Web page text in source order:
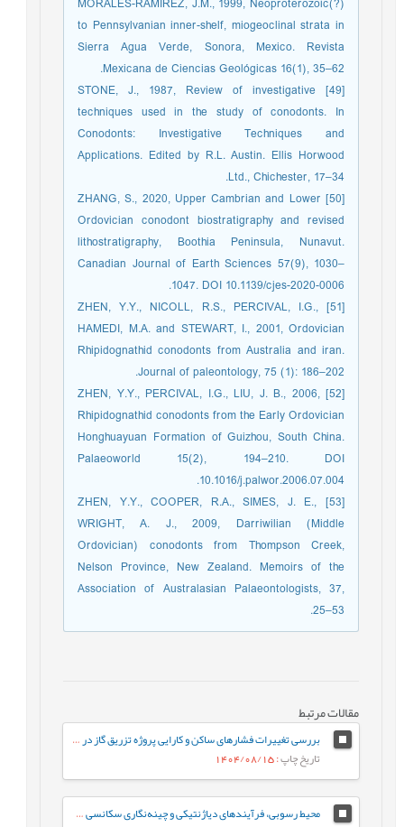
MORALES-RAMIREZ, J.M., 1999, Neoproterozoic(?)
to Pennsylvanian inner-shelf, miogeoclinal strata in
Sierra Agua Verde, Sonora, Mexico. Revista
Mexicana de Ciencias Geológicas 16(1), 35–62.
[49] STONE, J., 1987, Review of investigative
techniques used in the study of conodonts. In
Conodonts: Investigative Techniques and
Applications. Edited by R.L. Austin. Ellis Horwood
Ltd., Chichester, 17–34.
[50] ZHANG, S., 2020, Upper Cambrian and Lower
Ordovician conodont biostratigraphy and revised
lithostratigraphy, Boothia Peninsula, Nunavut.
Canadian Journal of Earth Sciences 57(9), 1030–
1047. DOI 10.1139/cjes-2020-0006.
[51] ZHEN, Y.Y., NICOLL, R.S., PERCIVAL, I.G.,
HAMEDI, M.A. and STEWART, I., 2001, Ordovician
Rhipidognathid conodonts from Australia and iran.
Journal of paleontology, 75 (1): 186–202.
[52] ZHEN, Y.Y., PERCIVAL, I.G., LIU, J. B., 2006,
Rhipidognathid conodonts from the Early Ordovician
Honghuayuan Formation of Guizhou, South China.
Palaeoworld 15(2), 194–210. DOI
10.1016/j.palwor.2006.07.004.
[53] ZHEN, Y.Y., COOPER, R.A., SIMES, J. E.,
WRIGHT, A. J., 2009, Darriwilian (Middle
Ordovician) conodonts from Thompson Creek,
Nelson Province, New Zealand. Memoirs of the
Association of Australasian Palaeontologists, 37,
25–53.
مقالات مرتبط
بررسی تغییرات فشارهای ساکن و کارایی پروژه تزریق گاز در مخزن آسماری –پابده یکی از میادین جنوب غرب ایران با استفاده از نرم¬افزار ArcGIS
تاریخ چاپ: 1404/08/15
محیط رسوبی، فرآیندهای دیاژنتیکی و چینه‌نگاری سکانسی سازند فهلیان در میدان جفیر، دشت آبادان، جنوب غرب ايران